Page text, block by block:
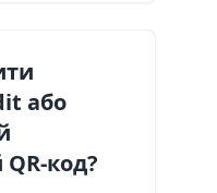
або
код?